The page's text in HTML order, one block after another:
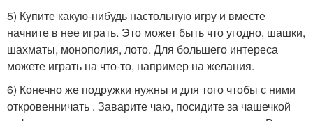
5) Купите какую-нибудь настольную игру и вместе
начните в нее играть. Это может быть что угодно, шашки,
шахматы, монополия, лото. Для большего интереса
можете играть на что-то, например на желания.
6) Конечно же подружки нужны и для того чтобы с ними
откровенничать . Заварите чаю, посидите за чашечкой